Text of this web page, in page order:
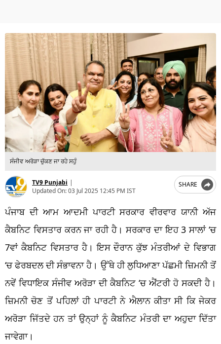
ਸੰਜੀਵ ਅਰੋੜਾ ਚੁੱਕਣ ਜਾ ਰਹੇ ਸਹੁੰ
TV9 Punjabi |
Updated On:03 Jul 2025 12:45 PM IST
SHARE
ਪੰਜਾਬ ਦੀ ਆਮ ਆਦਮੀ ਪਾਰਟੀ ਸਰਕਾਰ ਵੀਰਵਾਰ ਯਾਨੀ ਅੱਜ
ਕੈਬਨਿਟ ਵਿਸਤਾਰ ਕਰਨ ਜਾ ਰਹੀ ਹੈ। ਸਰਕਾਰ ਦਾ ਇਹ 3 ਸਾਲਾਂ ‘ਚ
7ਵਾਂ ਕੈਬਨਿਟ ਵਿਸਤਾਰ ਹੈ। ਇਸ ਦੌਰਾਨ ਕੁੱਝ ਮੰਤਰੀਆਂ ਦੇ ਵਿਭਾਗ
‘ਚ ਫੇਰਬਦਲ ਦੀ ਸੰਭਾਵਨਾ ਹੈ। ਉੱਥੇ ਹੀ ਲੁਧਿਆਣਾ ਪੱਛਮੀ ਜ਼ਿਮਨੀ ਤੋਂ
ਨਵੇਂ ਵਿਧਾਇਕ ਸੰਜੀਵ ਅਰੋੜਾ ਦੀ ਕੈਬਨਿਟ ‘ਚ ਐਂਟਰੀ ਹੋ ਸਕਦੀ ਹੈ।
ਜ਼ਿਮਨੀ ਚੋਣ ਤੋਂ ਪਹਿਲਾਂ ਹੀ ਪਾਰਟੀ ਨੇ ਐਲਾਨ ਕੀਤਾ ਸੀ ਕਿ ਜੇਕਰ
ਅਰੋੜਾ ਜਿੱਤਦੇ ਹਨ ਤਾਂ ਉਨ੍ਹਾਂ ਨੂੰ ਕੈਬਨਿਟ ਮੰਤਰੀ ਦਾ ਅਹੁਦਾ ਦਿੱਤਾ
ਜਾਵੇਗਾ।